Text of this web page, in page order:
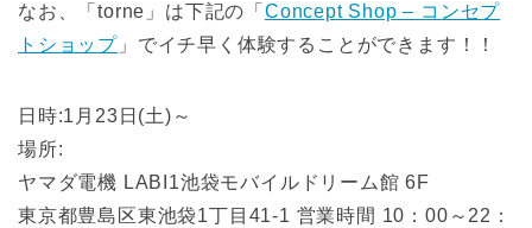
なお、「torne」は下記の「 Concept Shop – コンセプ
トショップ 」でイチ早く体験することができます！！
日時:1月23日(土)～
場所:
ヤマダ電機 LABI1池袋モバイルドリーム館 6F
東京都豊島区東池袋1丁目41-1 営業時間 10：00～22：